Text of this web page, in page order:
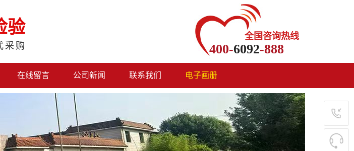
验
采购
全国咨询热线
400-6092-888
在线留言 公司新闻 联系我们 电子画册